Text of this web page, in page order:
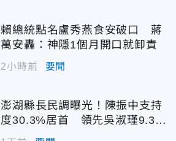
賴總統點名盧秀燕食安破口 蔣
萬安轟：神隱1個月開口就卸責
2小時前 要聞
澎湖縣長民調曝光！陳振中支持
度30.3%居首 領先吳淑瑾9.3個
百分點